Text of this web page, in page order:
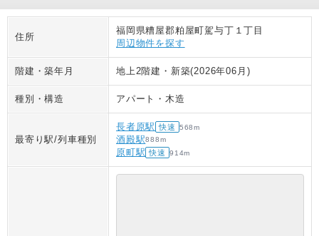
住所
福岡県糟屋郡粕屋町駕与丁１丁目
周辺物件を探す
階建・築年月 地上2階建 ・ 新築(2026年06月)
種別・構造 アパート ・木造
最寄り駅/列車種別
長者原駅 快速 568m
酒殿駅888m
原町駅 快速 914m